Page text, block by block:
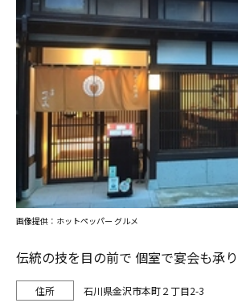
伝統の技を目の前で 個室で宴会も承
石川県金沢市本町２丁目2-3
画像提供：ホットペッパー グルメ